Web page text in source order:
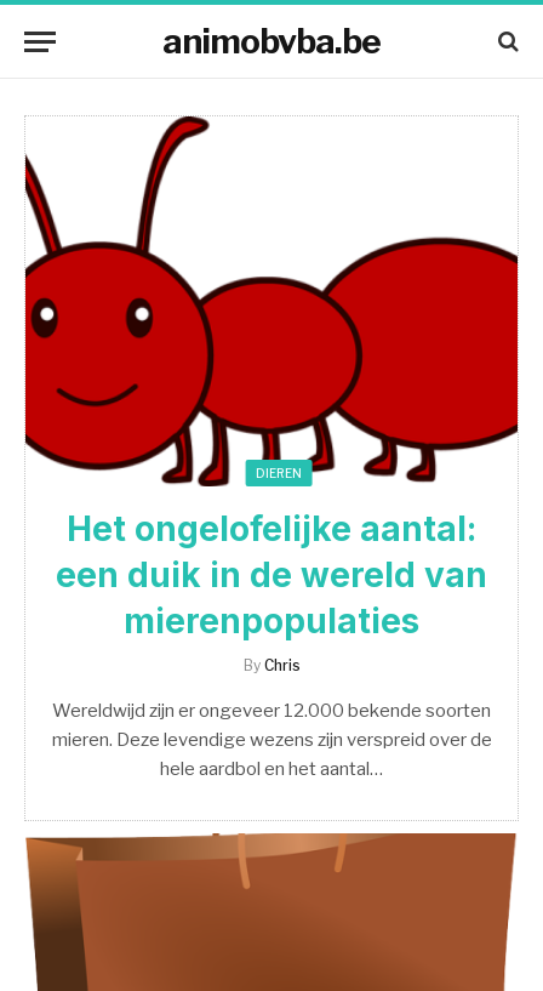
animobvba.be
DIEREN
Het ongelofelijke aantal:
een duik in de wereld van
mierenpopulaties
By Chris
Wereldwijd zijn er ongeveer 12.000 bekende soorten
mieren. Deze levendige wezens zijn verspreid over de
hele aardbol en het aantal…